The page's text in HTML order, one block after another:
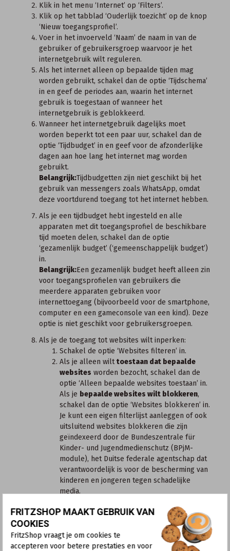
Klik in het menu ‘Internet’ op ‘Filters’.
Klik op het tabblad ‘Ouderlijk toezicht’ op de knop
‘Nieuw toegangsprofiel’.
Voer in het invoerveld ‘Naam’ de naam in van de
gebruiker of gebruikersgroep waarvoor je het
internetgebruik wilt reguleren.
Als het internet alleen op bepaalde tijden mag
worden gebruikt, schakel dan de optie ‘Tijdschema’
in en geef de periodes aan, waarin het internet
gebruik is toegestaan of wanneer het
internetgebruik is geblokkeerd.
Wanneer het internetgebruik dagelijks moet
worden beperkt tot een paar uur, schakel dan de
optie ‘Tijdbudget’ in en geef voor de afzonderlijke
dagen aan hoe lang het internet mag worden
gebruikt.
Belangrijk:Tijdbudgetten zijn niet geschikt bij het
gebruik van messengers zoals WhatsApp, omdat
deze voortdurend toegang tot het internet hebben.
Als je een tijdbudget hebt ingesteld en alle
apparaten met dit toegangsprofiel de beschikbare
tijd moeten delen, schakel dan de optie
‘gezamenlijk budget’ (‘gemeenschappelijk budget’)
in.
Belangrijk:Een gezamenlijk budget heeft alleen zin
voor toegangsprofielen van gebruikers die
meerdere apparaten gebruiken voor
internettoegang (bijvoorbeeld voor de smartphone,
computer en een gameconsole van een kind). Deze
optie is niet geschikt voor gebruikersgroepen.
Als je de toegang tot websites wilt inperken:
Schakel de optie ‘Websites filteren’ in.
Als je alleen wilttoestaan dat bepaalde
websites worden bezocht, schakel dan de
optie ‘Alleen bepaalde websites toestaan’ in.
Als je bepaalde websites wilt blokkeren,
schakel dan de optie ‘Websites blokkeren’ in.
Je kunt een eigen filterlijst aanleggen of ook
uitsluitend websites blokkeren die zijn
geïndexeerd door de Bundeszentrale für
Kinder- und Jugendmedienschutz (BPjM-
module), het Duitse federale agentschap dat
verantwoordelijk is voor de bescherming van
kinderen en jongeren tegen schadelijke
media.
het rechtstreeks oproepen van IP-adressen
op internet geblokkeerd. Hieronder leggen
we uit hoe je filterlijsten aanlegt voor
websites. De module ‘Websites met inhoud
FRITZSHOP MAAKT GEBRUIK VAN
COOKIES
FritzShop vraagt je om cookies te
accepteren voor betere prestaties en voor